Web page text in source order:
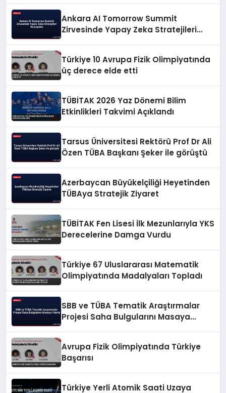
Ankara AI Tomorrow Summit
Zirvesinde Yapay Zeka Stratejileri
Türkiye 10 Avrupa Fizik Olimpiyatında
üç derece elde etti
TÜBİTAK 2026 Yaz Dönemi Bilim
Etkinlikleri Takvimi Açıklandı
Tarsus Üniversitesi Rektörü Prof Dr Ali
Özen TÜBA Başkanı Şeker ile görüştü
Azerbaycan Büyükelçiliği Heyetinden
TÜBAya Stratejik Ziyaret
TÜBİTAK Fen Lisesi İlk Mezunlarıyla YKS
Derecelerine Damga Vurdu
Türkiye 67 Uluslararası Matematik
Olimpiyatında Madalyaları Topladı
SBB ve TÜBA Tematik Araştırmalar
Projesi Saha Bulgularını Masaya
Avrupa Fizik Olimpiyatında Türkiye
Başarısı
Türkiye Yerli Atomik Saati Uzaya